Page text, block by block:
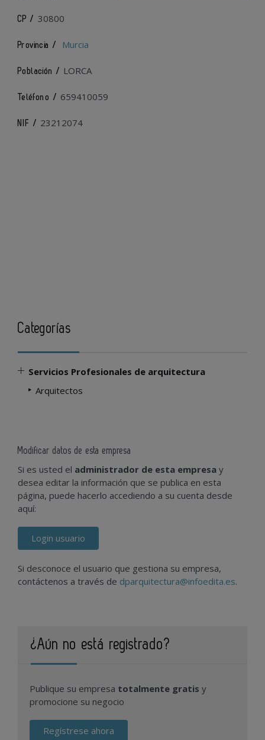
CP / 30800
Provincia / Murcia
Población / LORCA
Teléfono / 659410059
NIF / 23212074
Categorías
Servicios Profesionales de arquitectura
Arquitectos
Modificar datos de esta empresa
Si es usted el administrador de esta empresa y
desea editar la información que se publica en esta
página, puede hacerlo accediendo a su cuenta desde
aquí:
Login usuario
Si desconoce el usuario que gestiona su empresa,
contáctenos a través de dparquitectura@infoedita.es.
¿Aún no está registrado?
Publique su empresa totalmente gratis y
promocione su negocio
Regístrese ahora